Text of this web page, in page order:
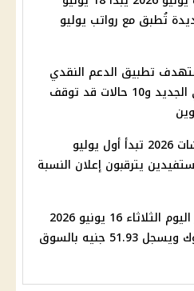
تُطبق مع رواتب يوليو
تطبيق الدعم النقدي
العام المالي الجديد و10 حالات قد توقف
زيادة المعاشات 2026 تبدأ أول يوليو
يترقبون إعلان النسبة
سعر الدولار اليوم الثلاثاء 16 يونيو 2026
يستقر بالبنوك ويسجل 51.93 جنيه بالسوق